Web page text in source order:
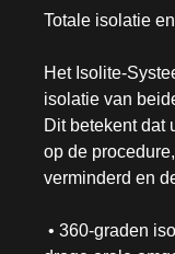
Totale isolatie
Het Isolite-
isolatie van
Dit betekent dat
op de
verminderd en
• 360-graden